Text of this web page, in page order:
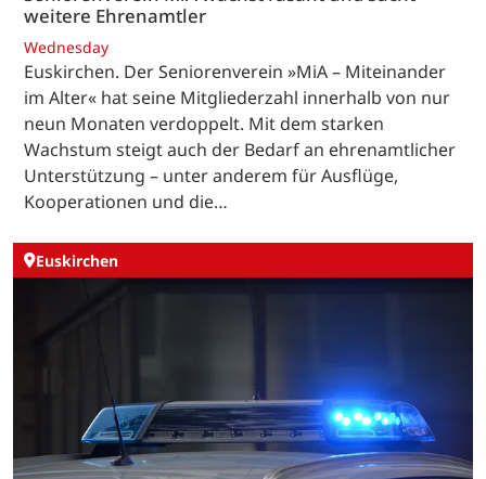
weitere Ehrenamtler
Wednesday
Euskirchen. Der Seniorenverein »MiA – Miteinander
im Alter« hat seine Mitgliederzahl innerhalb von nur
neun Monaten verdoppelt. Mit dem starken
Wachstum steigt auch der Bedarf an ehrenamtlicher
Unterstützung – unter anderem für Ausflüge,
Kooperationen und die…
Euskirchen